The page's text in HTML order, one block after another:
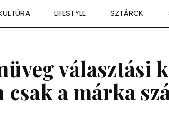
LIFESTYLE SZTÁROK
választási
csak a márka